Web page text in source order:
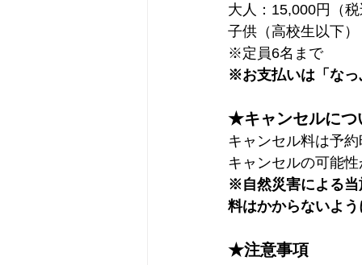
大人：15,000円（
子供（高校生以下
※定員6名まで
※お支払いは「なっ
★キャンセルにつ
キャンセル料は予
キャンセルの可能
※自然災害による当
料はかからないよ
★注意事項